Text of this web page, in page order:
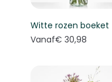
Witte rozen boeket
Vanaf€ 30,98